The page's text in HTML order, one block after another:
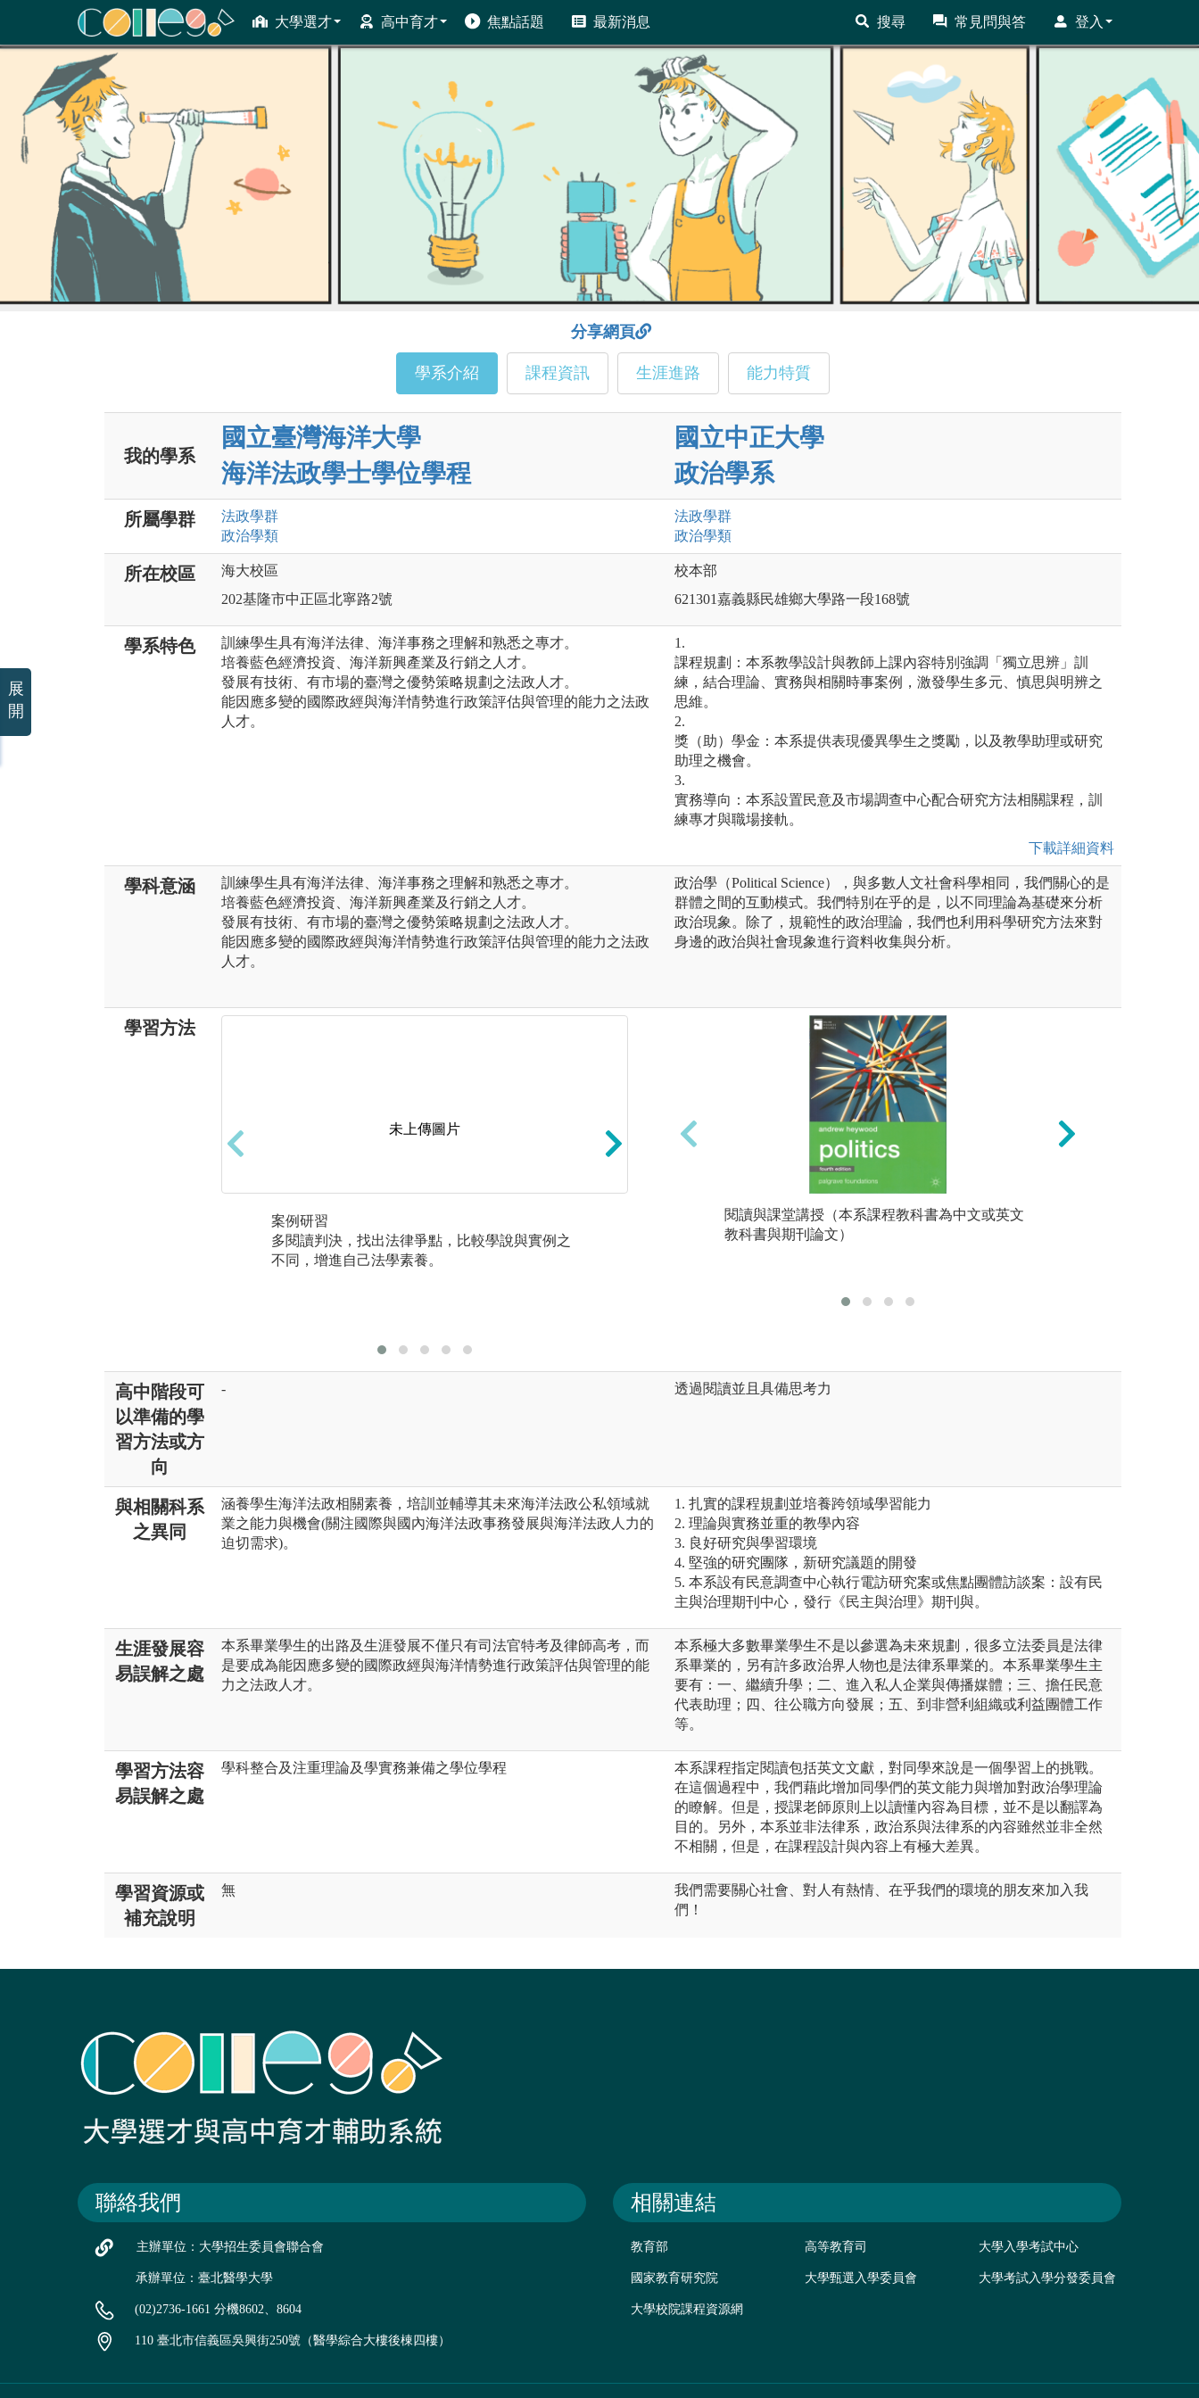
大學選才 高中育才 焦點話題 最新消息 搜尋 常見問與答 登入
ColleGo! 大學選才與高中育才輔助系統
分享網頁
學系介紹 課程資訊 生涯進路 能力特質
我的學系
國立臺灣海洋大學
海洋法政學士學位學程
國立中正大學
政治學系
所屬學群 法政學群
政治學類
法政學群
政治學類
所在校區
海大校區
202基隆市中正區北寧路2號
校本部
621301嘉義縣民雄鄉大學路一段168號
學系特色
訓練學生具有海洋法律、海洋事務之理解和熟悉之專才。
培養藍色經濟投資、海洋新興產業及行銷之人才。
發展有技術、有市場的臺灣之優勢策略規劃之法政人才。
能因應多變的國際政經與海洋情勢進行政策評估與管理的能力之法政
人才。
1.
課程規劃：本系教學設計與教師上課內容特別強調「獨立思辨」訓
練，結合理論、實務與相關時事案例，激發學生多元、慎思與明辨之
思維。
2.
獎（助）學金：本系提供表現優異學生之獎勵，以及教學助理或研究
助理之機會。
3.
實務導向：本系設置民意及市場調查中心配合研究方法相關課程，訓
練專才與職場接軌。
下載詳細資料
學科意涵
訓練學生具有海洋法律、海洋事務之理解和熟悉之專才。
培養藍色經濟投資、海洋新興產業及行銷之人才。
發展有技術、有市場的臺灣之優勢策略規劃之法政人才。
能因應多變的國際政經與海洋情勢進行政策評估與管理的能力之法政
人才。
政治學（Political Science），與多數人文社會科學相同，我們關心的是
群體之間的互動模式。我們特別在乎的是，以不同理論為基礎來分析
政治現象。除了，規範性的政治理論，我們也利用科學研究方法來對
身邊的政治與社會現象進行資料收集與分析。
學習方法
未上傳圖片
案例研習
多閱讀判決，找出法律爭點，比較學說與實例之
不同，增進自己法學素養。
純讀背頌法與嘗試記憶法
純讀法」是將學習之內容，從頭到尾一遍又一遍
閱讀與課堂講授（本系課程教科書為中文或英文
教科書與期刊論文）
高中階段可
以準備的學
習方法或方
向
- 透過閱讀並且具備思考力
與相關科系
之異同
涵養學生海洋法政相關素養，培訓並輔導其未來海洋法政公私領域就
業之能力與機會(關注國際與國內海洋法政事務發展與海洋法政人力的
迫切需求)。
1. 扎實的課程規劃並培養跨領域學習能力
2. 理論與實務並重的教學內容
3. 良好研究與學習環境
4. 堅強的研究團隊，新研究議題的開發
5. 本系設有民意調查中心執行電訪研究案或焦點團體訪談案：設有民
主與治理期刊中心，發行《民主與治理》期刊與。
生涯發展容
易誤解之處
本系畢業學生的出路及生涯發展不僅只有司法官特考及律師高考，而
是要成為能因應多變的國際政經與海洋情勢進行政策評估與管理的能
力之法政人才。
本系極大多數畢業學生不是以參選為未來規劃，很多立法委員是法律
系畢業的，另有許多政治界人物也是法律系畢業的。本系畢業學生主
要有：一、繼續升學；二、進入私人企業與傳播媒體；三、擔任民意
代表助理；四、往公職方向發展；五、到非營利組織或利益團體工作
等。
學習方法容
易誤解之處
學科整合及注重理論及學實務兼備之學位學程
本系課程指定閱讀包括英文文獻，對同學來說是一個學習上的挑戰。
在這個過程中，我們藉此增加同學們的英文能力與增加對政治學理論
的瞭解。但是，授課老師原則上以讀懂內容為目標，並不是以翻譯為
目的。另外，本系並非法律系，政治系與法律系的內容雖然並非全然
不相關，但是，在課程設計與內容上有極大差異。
學習資源或
補充說明
無
我們需要關心社會、對人有熱情、在乎我們的環境的朋友來加入我
們！
聯絡我們
主辦單位：大學招生委員會聯合會
承辦單位：臺北醫學大學
(02)2736-1661 分機8602、8604
110 臺北市信義區吳興街250號（醫學綜合大樓後棟四樓）
相關連結
教育部 高等教育司 大學入學考試中心
國家教育研究院 大學甄選入學委員會 大學考試入學分發委員會
大學校院課程資源網
展
開